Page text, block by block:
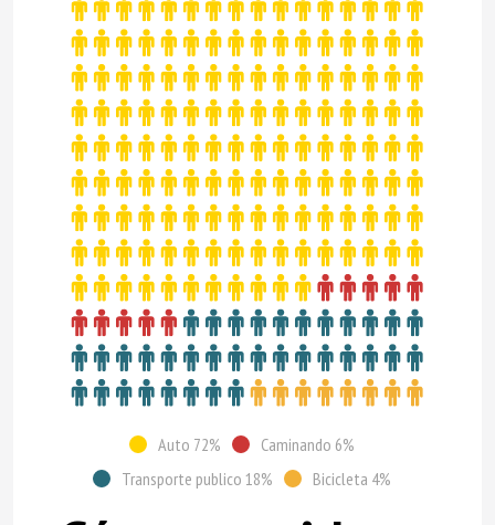
Auto 72%
Caminando 6%
Transporte publico 18%
Bicicleta 4%